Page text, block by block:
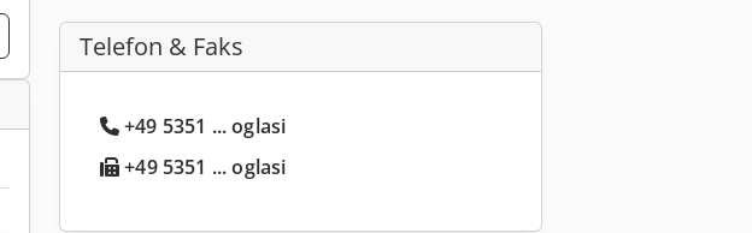
Telefon & Faks
+49 5351 ... oglasi
+49 5351 ... oglasi